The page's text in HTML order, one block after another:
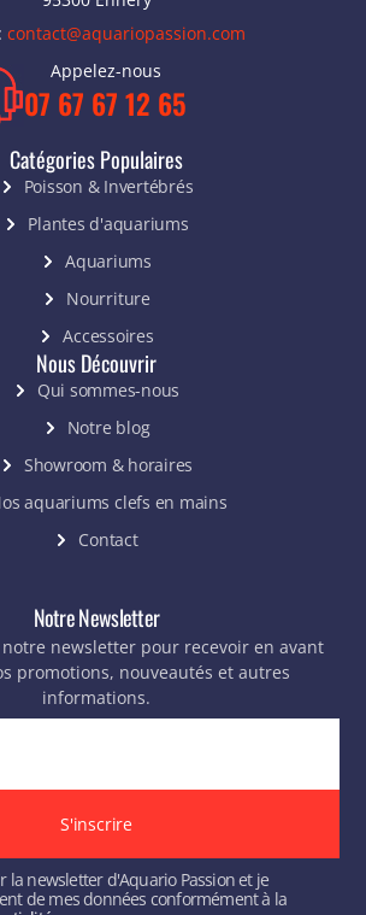
contact@aquariopassion.com
Appelez-nous
07 67 67 12 65
Catégories Populaires
Poisson & Invertébrés
Plantes d'aquariums
Aquariums
Nourriture
Accessoires
Nous Découvrir
Qui sommes-nous
Notre blog
Showroom & horaires
aquariums clefs en mains
Contact
Notre Newsletter
newsletter pour recevoir en avant
promotions, nouveautés et autres
informations.
la newsletter d'Aquario Passion et je
de mes données conformément à la
S'inscrire